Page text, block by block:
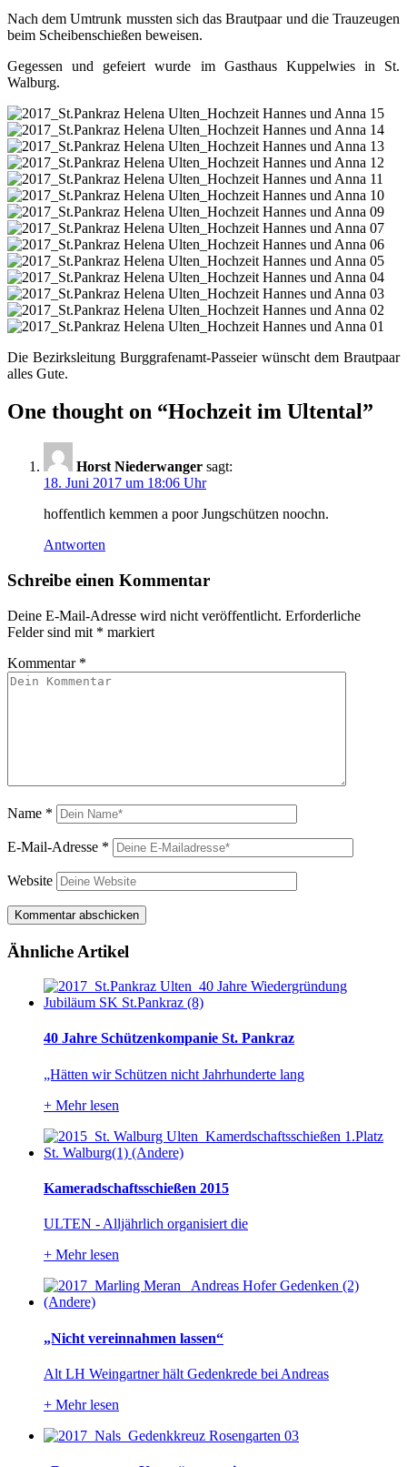
Nach dem Umtrunk mussten sich das Brautpaar und die Trauzeugen
beim Scheibenschießen beweisen.
Gegessen und gefeiert wurde im Gasthaus Kuppelwies in St.
Walburg.
Die Bezirksleitung Burggrafenamt-Passeier wünscht dem Brautpaar
alles Gute.
One thought on “Hochzeit im Ultental”
Horst Niederwanger sagt:
18. Juni 2017 um 18:06 Uhr
hoffentlich kemmen a poor Jungschützen noochn.
Antworten
Schreibe einen Kommentar
Deine E-Mail-Adresse wird nicht veröffentlicht. Erforderliche
Felder sind mit * markiert
Kommentar *
Name *
E-Mail-Adresse *
Website
Ähnliche Artikel
40 Jahre Schützenkompanie St. Pankraz
„Hätten wir Schützen nicht Jahrhunderte lang
+ Mehr lesen
Kameradschaftsschießen 2015
ULTEN - Alljährlich organisiert die
+ Mehr lesen
„Nicht vereinnahmen lassen“
Alt LH Weingartner hält Gedenkrede bei Andreas
+ Mehr lesen